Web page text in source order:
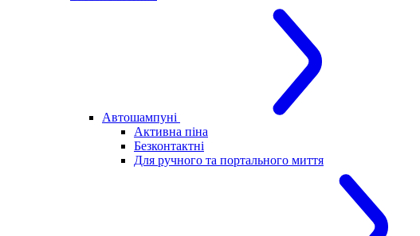
Автошампуні
Активна піна
Безконтактні
Для ручного та портального миття